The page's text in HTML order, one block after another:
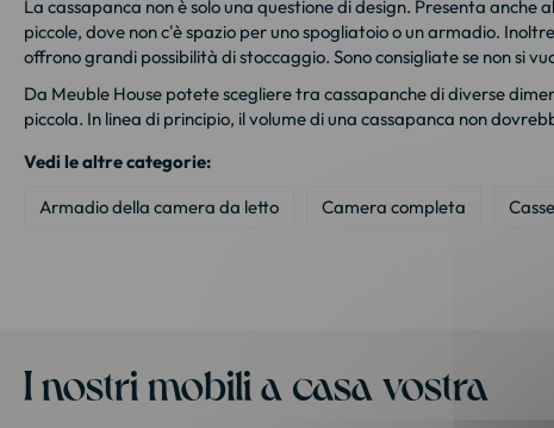
La cassapanca non è solo una questione di design. Presenta
piccole, dove non c'è spazio per uno spogliatoio o un armadio.
offrono grandi possibilità di stoccaggio. Sono consigliate se non si
Da Meuble House potete scegliere tra cassapanche di diverse
piccola. In linea di principio, il volume di una cassapanca non
Vedi le altre categorie:
Armadio della camera da letto
Camera completa
I nostri mobili a casa vostra